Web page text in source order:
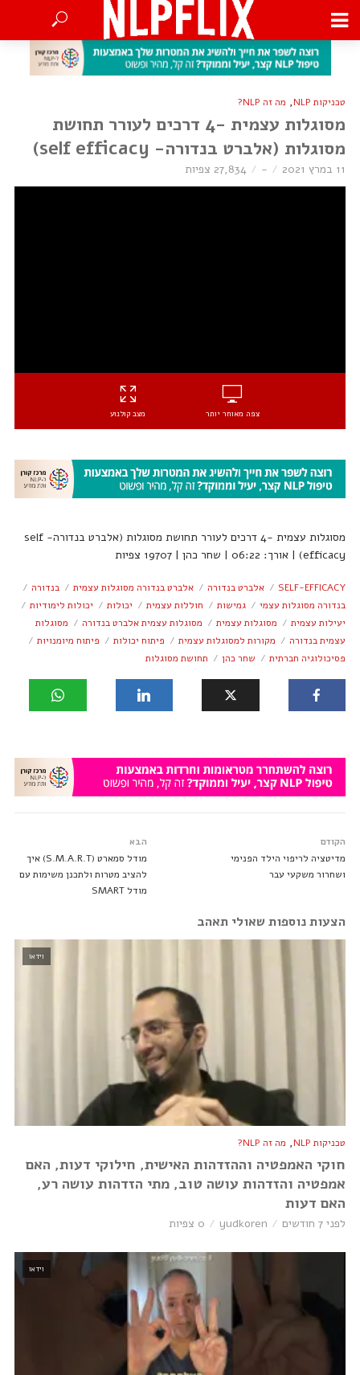
טכניקות NLP , מה זה NLP?
מסוגלות עצמית -4 דרכים לעורר תחושת
מסוגלות (אלברט בנדורה- self efficacy)
11 במרץ 2021 - 27,834 צפיות
צפה מאוחר יותר מצב קולנוע
מסוגלות עצמית -4 דרכים לעורר תחושת מסוגלות (אלברט בנדורה- self
efficacy) | אורך: 06:22 | שחר כהן | 19707 צפיות
SELF-EFFICACY אלברט בנדורה אלברט בנדורה מסוגלות עצמית
בנדורה
בנדורה מסוגלות עצמי
גמישות חוללות עצמית יכולות
יכולות לימודיות
יעילות עצמית
מסוגלות עצמית מסוגלות עצמית אלברט בנדורה
מסוגלות
עצמית בנדורה
מקורות למסוגלות עצמית פיתוח יכולות
פיתוח מיומנויות
פסיכולוגיה חברתית
שחר כהן תחושת מסוגלות
הקודם
מדיטציה לריפוי הילד הפנימי
ושחרור משקעי עבר
הבא
מודל סמארט (S.M.A.R.T) איך
להציב מטרות ולתכנן משימות עם
מודל SMART
הצעות נוספות שאולי תאהב
וידאו
טכניקות NLP , מה זה NLP?
חוקי האמפטיה וההזדהות האישית, חילוקי דעות, האם
אמפטיה והזדהות עושה טוב, מתי הזדהות עושה רע,
האם דעות
לפני 7 חודשים yudkoren 0 צפיות
וידאו